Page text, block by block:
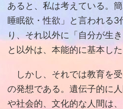
あると、私は考えている。
睡眠欲・性欲」と言われる3
り、それ以外に「自分が生
と以外は、本能的に基本し
しかし、それでは教育を
の発想である。遺伝子的に
や社会的、文化的な人間は